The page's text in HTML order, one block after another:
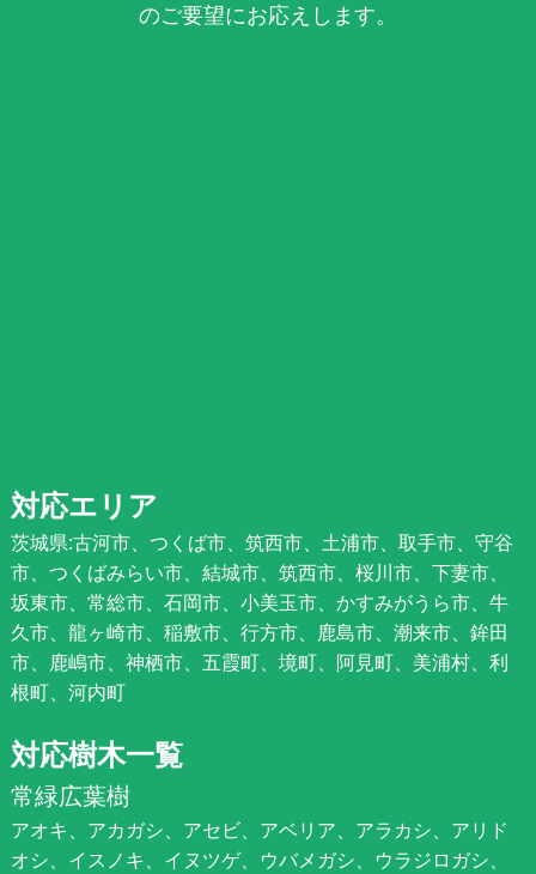
のご要望にお応えします。
対応エリア
茨城県:古河市、つくば市、筑西市、土浦市、取手市、守谷
市、つくばみらい市、結城市、筑西市、桜川市、下妻市、
坂東市、常総市、石岡市、小美玉市、かすみがうら市、牛
久市、龍ヶ崎市、稲敷市、行方市、鹿島市、潮来市、鉾田
市、鹿嶋市、神栖市、五霞町、境町、阿見町、美浦村、利
根町、河内町
対応樹木一覧
常緑広葉樹
アオキ、アカガシ、アセビ、アベリア、アラカシ、アリド
オシ、イスノキ、イヌツゲ、ウバメガシ、ウラジロガシ、